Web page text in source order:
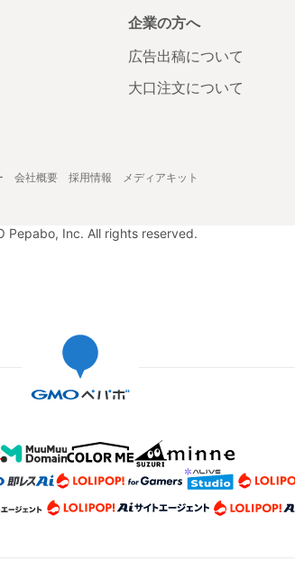
企業の方へ
広告出稿について
大口注文について
会社概要 採用情報 メディアキット
Pepabo, Inc. All rights reserved.